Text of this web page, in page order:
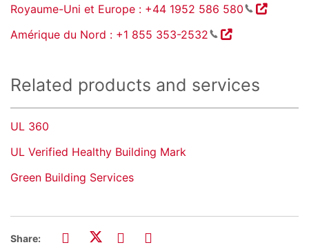
Royaume-Uni et Europe : +44 1952 586 580
Amérique du Nord : +1 855 353-2532
Related products and services
UL 360
UL Verified Healthy Building Mark
Green Building Services
Share: